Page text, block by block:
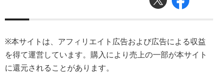
※本サイトは、アフィリエイト広告および広告による収益
を得て運営しています。購入により売上の一部が本サイト
に還元されることがあります。